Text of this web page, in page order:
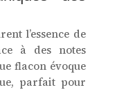
l’essence de
à des notes
flacon évoque
parfait pour